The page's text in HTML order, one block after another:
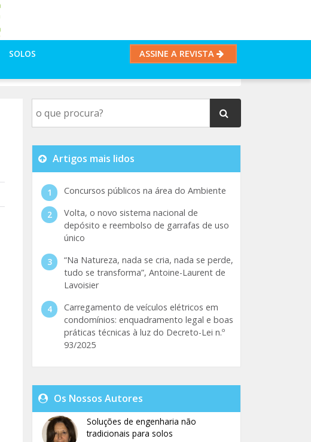
SOLOS
ASSINE A REVISTA
Artigos mais lidos
Concursos públicos na área do Ambiente
Volta, o novo sistema nacional de
depósito e reembolso de garrafas de uso
único
“Na Natureza, nada se cria, nada se perde,
tudo se transforma”, Antoine-Laurent de
Lavoisier
Carregamento de veículos elétricos em
condomínios: enquadramento legal e boas
práticas técnicas à luz do Decreto-Lei n.º
93/2025
Os Nossos Autores
Soluções de engenharia não
tradicionais para solos